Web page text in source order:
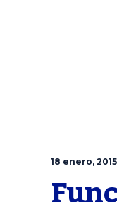
18 enero, 2015